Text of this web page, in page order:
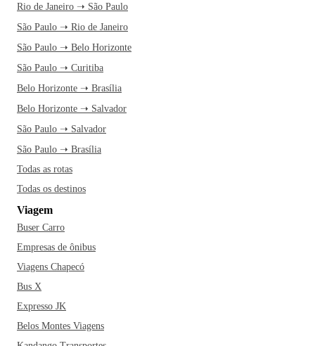
Rio de Janeiro ➝ São Paulo
São Paulo ➝ Rio de Janeiro
São Paulo ➝ Belo Horizonte
São Paulo ➝ Curitiba
Belo Horizonte ➝ Brasília
Belo Horizonte ➝ Salvador
São Paulo ➝ Salvador
São Paulo ➝ Brasília
Todas as rotas
Todas os destinos
Viagem
Buser Carro
Empresas de ônibus
Viagens Chapecó
Bus X
Expresso JK
Belos Montes Viagens